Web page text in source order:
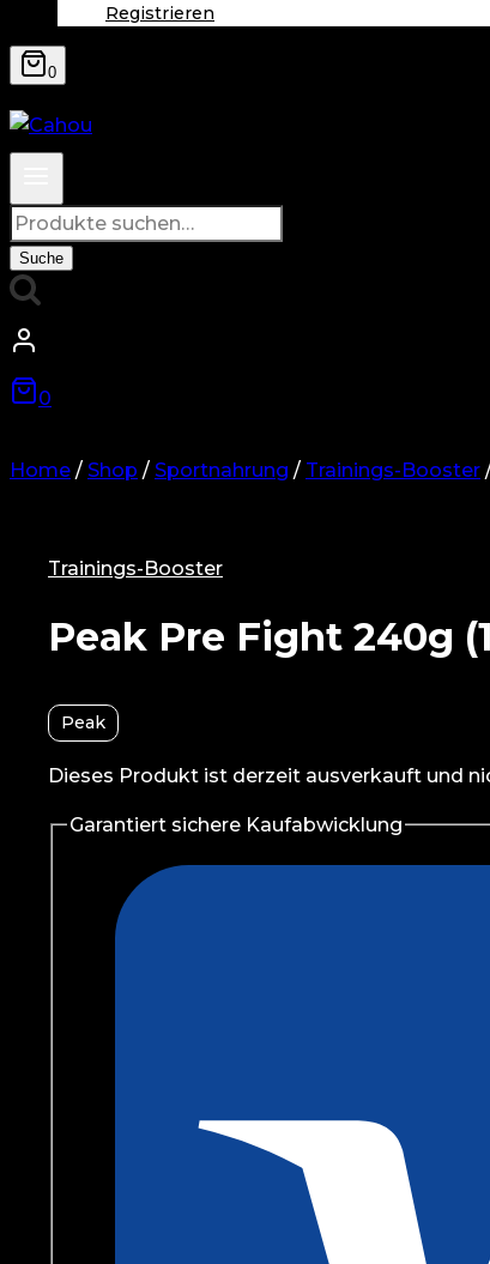
Registrieren
0
Suche
nach:
Suche
0
Home / Shop / Sportnahrung / Trainings-Booster
Trainings-Booster
Peak Pre Fight 240g
Peak
Dieses Produkt ist derzeit ausverkauft und
Garantiert sichere Kaufabwicklung